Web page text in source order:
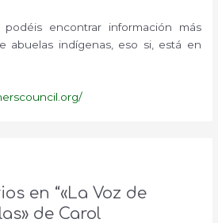
encontrar información más
abuelas indígenas, eso si, está en
en “«La Voz de
de Carol